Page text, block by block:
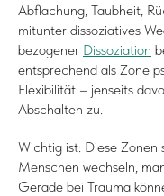
Abflachung, Taubheit,
mitunter dissoziatives
bezogener Dissoziation
entsprechend als Zone
Flexibilität – jenseits
Abschalten zu.
Wichtig ist: Diese Zonen
Menschen wechseln,
Gerade bei Trauma